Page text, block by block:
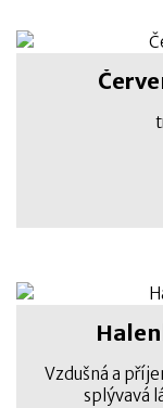
Vzdušná a
splývavá